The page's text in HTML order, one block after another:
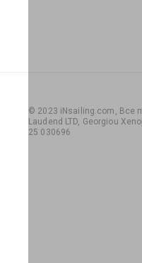
© 2023 iNsailing.com, Все
Laudend LTD, Georgiou
25 030696